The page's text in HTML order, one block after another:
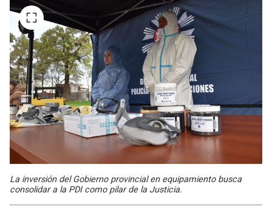
La inversión del Gobierno provincial en equipamiento busca
consolidar a la PDI como pilar de la Justicia.